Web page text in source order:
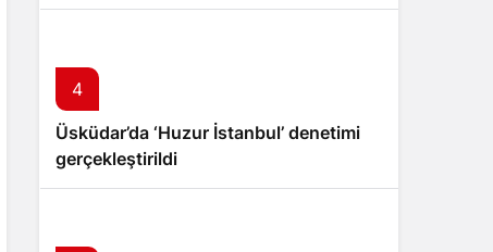
yaralı
4
Üsküdar’da ‘Huzur İstanbul’ denetimi
gerçekleştirildi